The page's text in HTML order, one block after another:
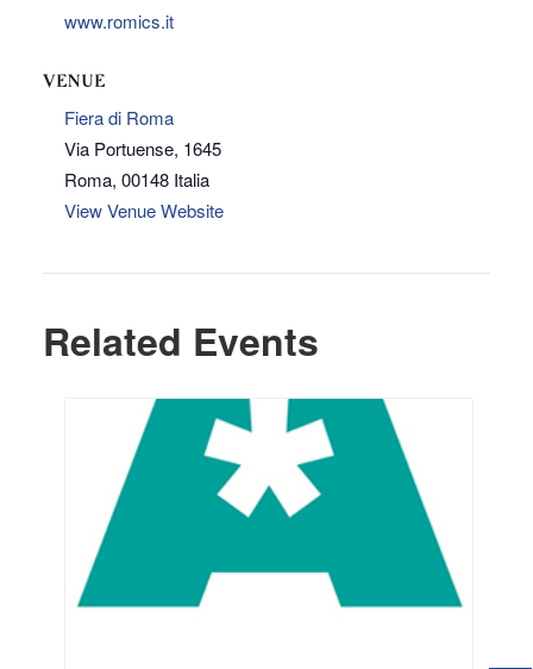
www.romics.it
VENUE
Fiera di Roma
Via Portuense, 1645
Roma, 00148 Italia
View Venue Website
Related Events